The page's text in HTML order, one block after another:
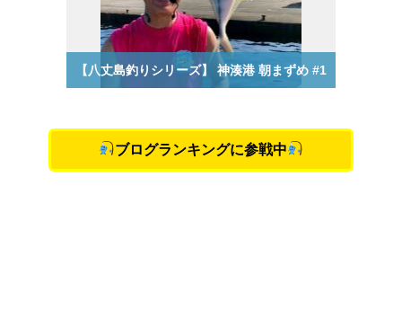
ブログランキングに参戦中